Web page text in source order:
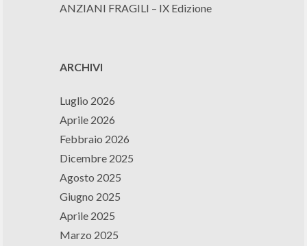
ANZIANI FRAGILI – IX Edizione
ARCHIVI
Luglio 2026
Aprile 2026
Febbraio 2026
Dicembre 2025
Agosto 2025
Giugno 2025
Aprile 2025
Marzo 2025